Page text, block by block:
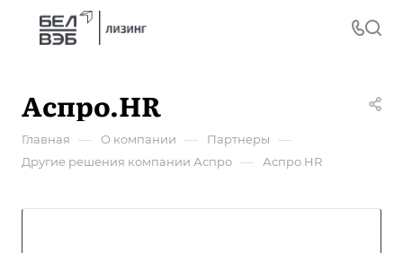
Аспро.HR
Главная — О компании — Партнеры —
Другие решения компании Аспро — Аспро.HR